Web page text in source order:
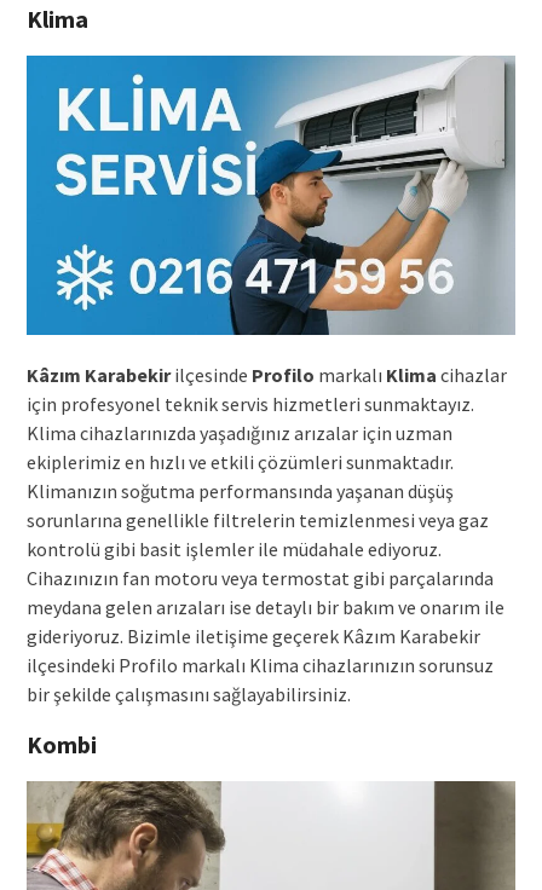
Klima
Kâzım Karabekirilçesinde Profilo markalı Klima cihazlar
için profesyonel teknik servis hizmetleri sunmaktayız.
Klima cihazlarınızda yaşadığınız arızalar için uzman
ekiplerimiz en hızlı ve etkili çözümleri sunmaktadır.
Klimanızın soğutma performansında yaşanan düşüş
sorunlarına genellikle filtrelerin temizlenmesi veya gaz
kontrolü gibi basit işlemler ile müdahale ediyoruz.
Cihazınızın fan motoru veya termostat gibi parçalarında
meydana gelen arızaları ise detaylı bir bakım ve onarım ile
gideriyoruz. Bizimle iletişime geçerek Kâzım Karabekir
ilçesindeki Profilo markalı Klima cihazlarınızın sorunsuz
bir şekilde çalışmasını sağlayabilirsiniz.
Kombi